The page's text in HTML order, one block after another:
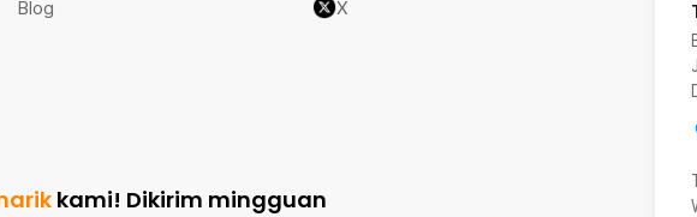
Blog X
kami! Dikirim mingguan